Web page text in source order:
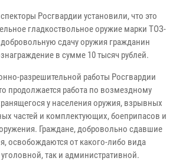
Росгвардии установили, что это
гладкоствольное оружие марки ТОЗ-
сдачу оружия гражданин
в сумме 10 тысяч рублей.
разрешительной работы Росгвардии
продолжается работа по возмездному
у населения оружия, взрывных
частей и комплектующих, боеприпасов и
Граждане, добровольно сдавшие
освобождаются от какого-либо вида
уголовной, так и административной.